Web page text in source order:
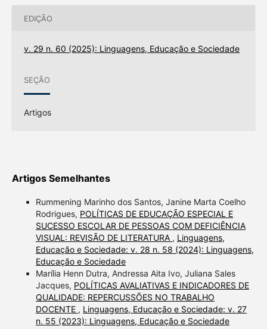
EDIÇÃO
v. 29 n. 60 (2025): Linguagens, Educação e Sociedade
SEÇÃO
Artigos
Artigos Semelhantes
Rummening Marinho dos Santos, Janine Marta Coelho
Rodrigues, POLÍTICAS DE EDUCAÇÃO ESPECIAL E
SUCESSO ESCOLAR DE PESSOAS COM DEFICIÊNCIA
VISUAL: REVISÃO DE LITERATURA , Linguagens,
Educação e Sociedade: v. 28 n. 58 (2024): Linguagens,
Educação e Sociedade
Marília Henn Dutra, Andressa Aita Ivo, Juliana Sales
Jacques, POLÍTICAS AVALIATIVAS E INDICADORES DE
QUALIDADE: REPERCUSSÕES NO TRABALHO
DOCENTE , Linguagens, Educação e Sociedade: v. 27
n. 55 (2023): Linguagens, Educação e Sociedade